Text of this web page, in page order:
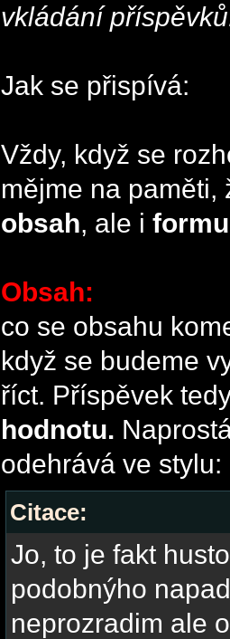
vkládání
Jak se přispívá:
Vždy, když se
mějme na paměti,
obsah, ale i formu
Obsah:
co se obsahu
když se budeme
říct. Příspěvek
hodnotu.
odehrává ve stylu:
Citace:
Jo, to je fakt
podobnýho
neprozradim ale